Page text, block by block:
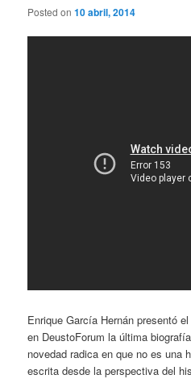
Posted on10 abril, 2014
Enrique García Hernán presentó
en DeustoForum la última
novedad radica en que no es una
escrita desde la perspectiva del